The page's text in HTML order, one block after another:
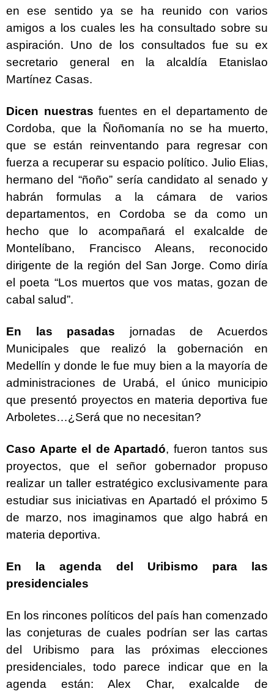
en ese sentido ya se ha reunido con varios
amigos a los cuales les ha consultado sobre su
aspiración. Uno de los consultados fue su ex
secretario general en la alcaldía Etanislao
Martínez Casas.
Dicen nuestras fuentes en el departamento de
Cordoba, que la Ñoñomanía no se ha muerto,
que se están reinventando para regresar con
fuerza a recuperar su espacio político. Julio Elias,
hermano del “ñoño” sería candidato al senado y
habrán formulas a la cámara de varios
departamentos, en Cordoba se da como un
hecho que lo acompañará el exalcalde de
Montelíbano, Francisco Aleans, reconocido
dirigente de la región del San Jorge. Como diría
el poeta “Los muertos que vos matas, gozan de
cabal salud”.
En las pasadas jornadas de Acuerdos
Municipales que realizó la gobernación en
Medellín y donde le fue muy bien a la mayoría de
administraciones de Urabá, el único municipio
que presentó proyectos en materia deportiva fue
Arboletes…¿Será que no necesitan?
Caso Aparte el de Apartadó, fueron tantos sus
proyectos, que el señor gobernador propuso
realizar un taller estratégico exclusivamente para
estudiar sus iniciativas en Apartadó el próximo 5
de marzo, nos imaginamos que algo habrá en
materia deportiva.
En la agenda del Uribismo para las
presidenciales
En los rincones políticos del país han comenzado
las conjeturas de cuales podrían ser las cartas
del Uribismo para las próximas elecciones
presidenciales, todo parece indicar que en la
agenda están: Alex Char, exalcalde de